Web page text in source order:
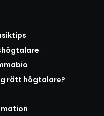
rätt högtalare?